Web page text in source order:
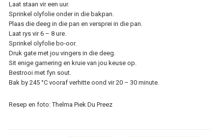
Laat staan vir een uur.
Sprinkel olyfolie onder in die bakpan.
Plaas die deeg in die pan en versprei in die pan.
Laat rys vir 6 – 8 ure.
Sprinkel olyfolie bo-oor.
Druk gate met jou vingers in die deeg.
Sit enige garnering en kruie van jou keuse op.
Bestrooi met fyn sout.
Bak by 245 °C vooraf verhitte oond vir 20 – 30 minute.
Resep en foto: Thelma Piek Du Preez